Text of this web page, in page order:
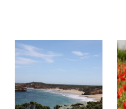
Projet immobilier en
Belgique, découvrez
prestations !